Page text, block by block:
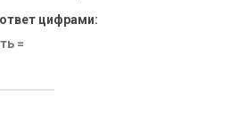
цифрами:
=